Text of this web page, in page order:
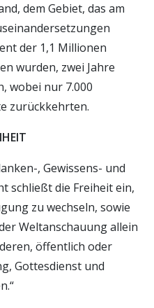
dem Gebiet, das am
der 1,1 Millionen
wurden, zwei Jahre
wobei nur 7.000
zurückkehrten.
, Gewissens- und
schließt die Freiheit ein,
zu wechseln, sowie
Weltanschauung allein
öffentlich oder
Gottesdienst und